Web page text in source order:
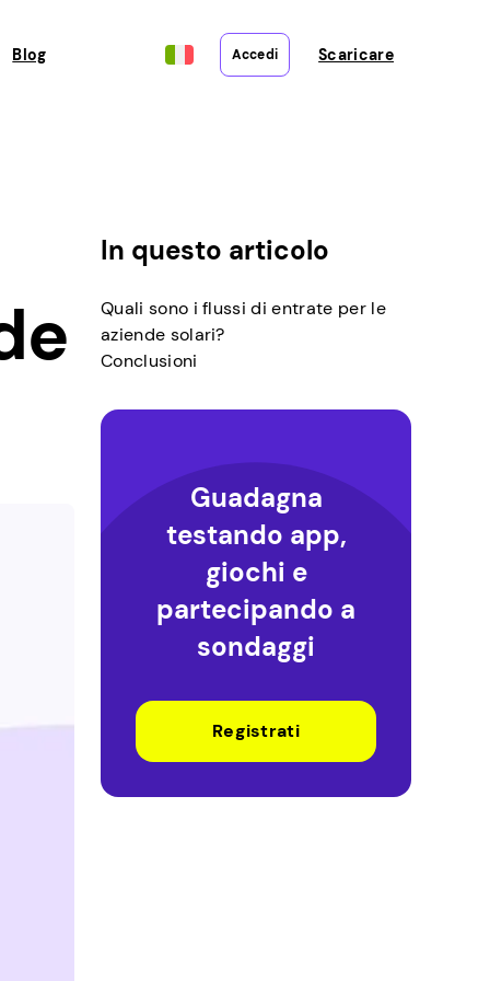
Blog Accedi Scaricare
In questo articolo
Quali sono i flussi di entrate per le
aziende solari?
Conclusioni
Guadagna
testando app,
giochi e
partecipando a
sondaggi
Registrati